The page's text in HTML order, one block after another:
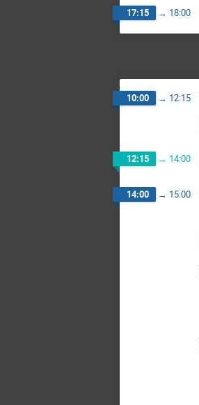
17:15 → 18:00
10:00 → 12:15
12:15 → 14:00
14:00 → 15:00